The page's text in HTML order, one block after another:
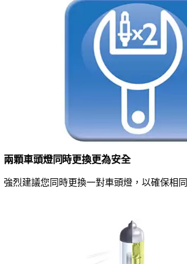
兩顆車頭燈同時更換更為安全
強烈建議您同時更換一對車頭燈，以確保相